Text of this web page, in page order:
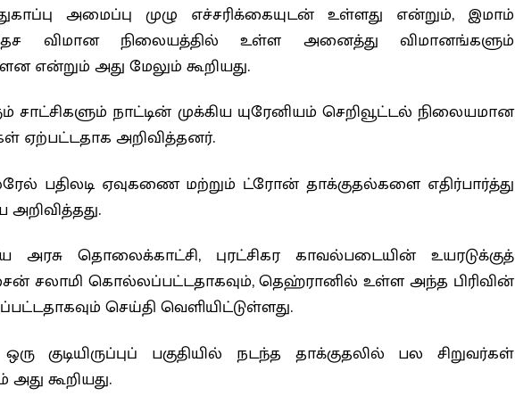
அமைப்பு முழு எச்சரிக்கையுடன் உள்ளது என்றும், இமாம்
விமான நிலையத்தில் உள்ள அனைத்து விமானங்களும்
என்றும் அது மேலும் கூறியது.
நாட்டின் முக்கிய யுரேனியம் செறிவூட்டல் நிலையமான
ஏற்பட்டதாக அறிவித்தனர்.
பதிலடி ஏவுகணை மற்றும் ட்ரோன் தாக்குதல்களை எதிர்பார்த்து
அரசு தொலைக்காட்சி, புரட்சிகர காவல்படையின் உயரடுக்குத்
கொல்லப்பட்டதாகவும், தெஹ்ரானில் உள்ள அந்த பிரிவின்
செய்தி வெளியிட்டுள்ளது.
குடியிருப்புப் பகுதியில் நடந்த தாக்குதலில் பல சிறுவர்கள்
அது கூறியது.